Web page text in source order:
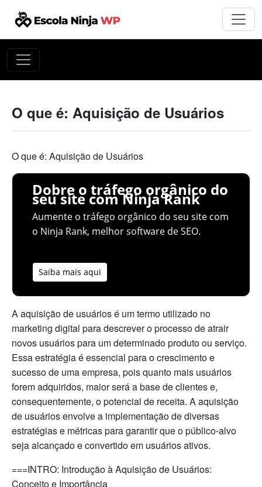
O que é: Aquisição de Usuários
O que é: Aquisição de Usuários
Dobre o tráfego orgânico do
seu site com Ninja Rank
Aumente o tráfego orgânico do seu site com
o Ninja Rank, melhor software de SEO.
Saiba mais aqui
A aquisição de usuários é um termo utilizado no
marketing digital para descrever o processo de atrair
novos usuários para um determinado produto ou serviço.
Essa estratégia é essencial para o crescimento e
sucesso de uma empresa, pois quanto mais usuários
forem adquiridos, maior será a base de clientes e,
consequentemente, o potencial de receita. A aquisição
de usuários envolve a implementação de diversas
estratégias e métricas para garantir que o público-alvo
seja alcançado e convertido em usuários ativos.
===INTRO: Introdução à Aquisição de Usuários:
Conceito e Importância